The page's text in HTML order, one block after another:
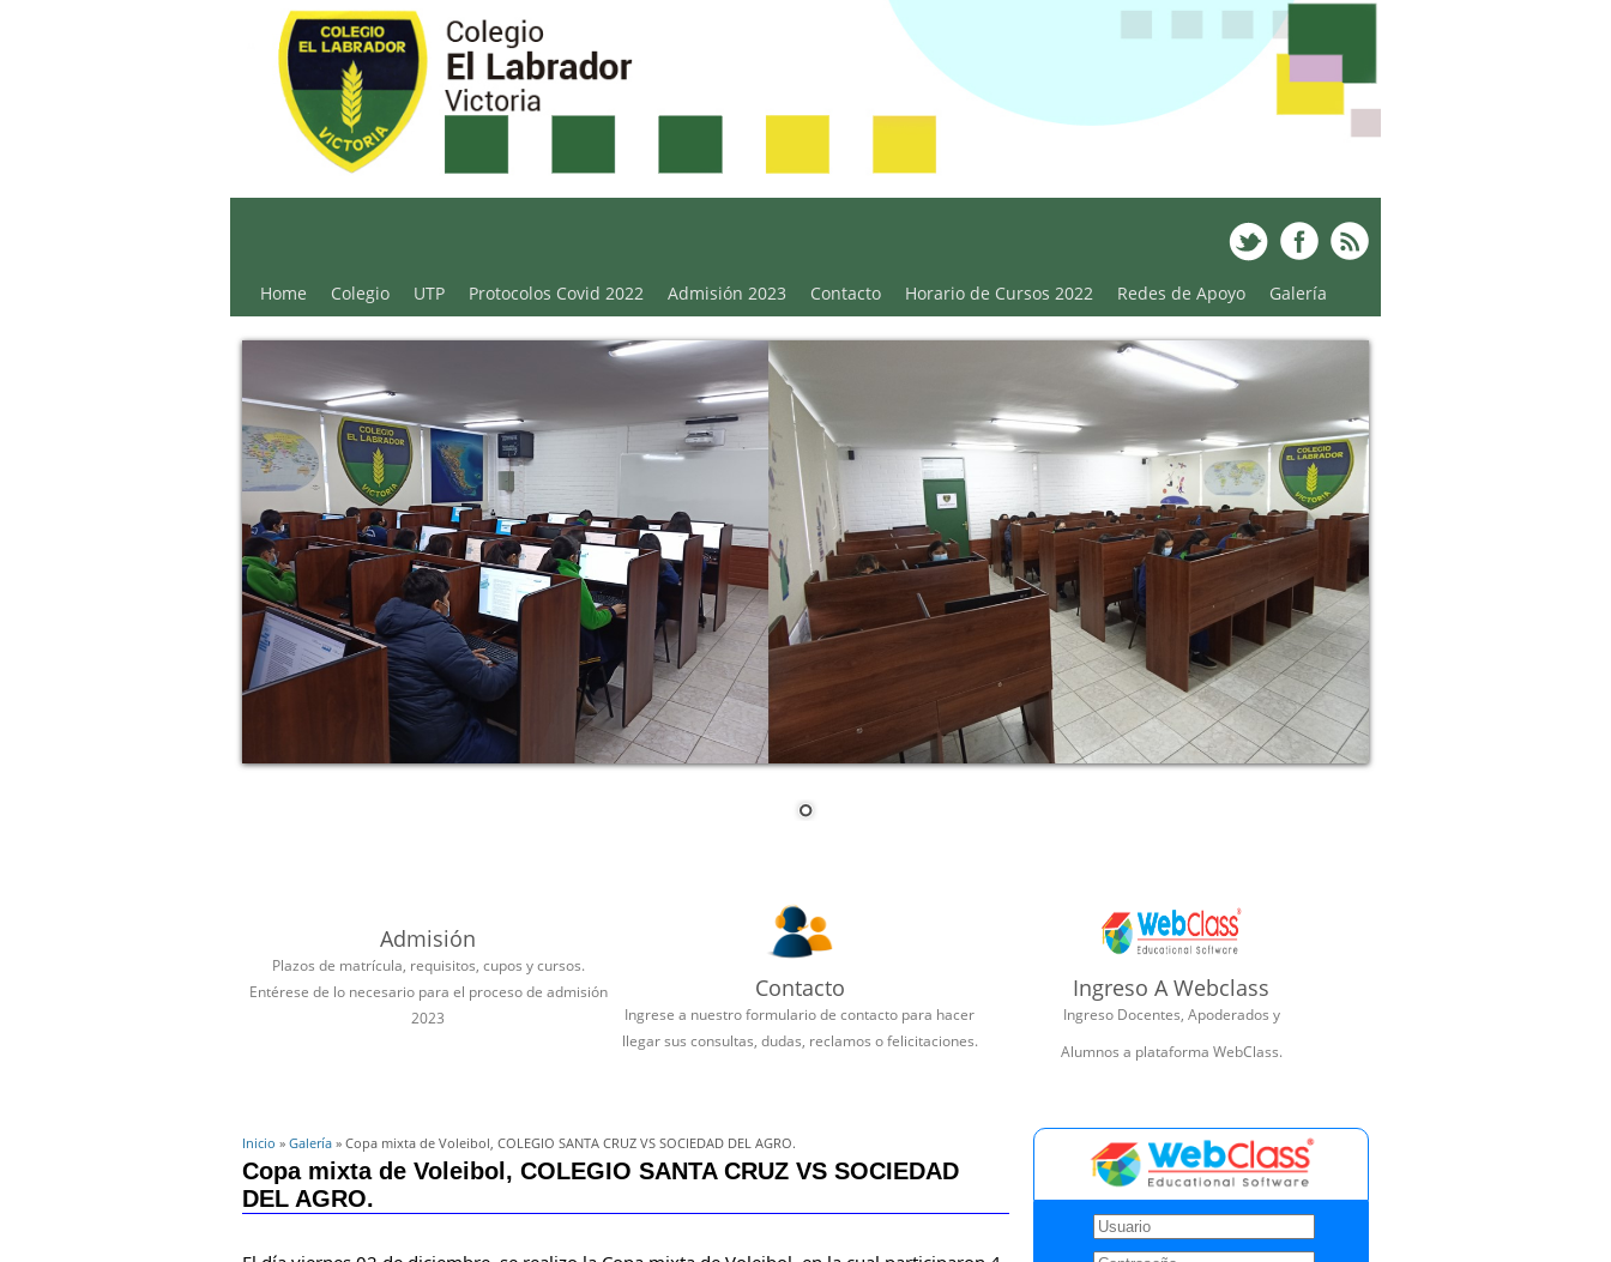
Colegio El Labrador - Victoria
Home Colegio UTP Protocolos Covid 2022 Admisión 2023 Contacto Horario de Cursos 2022 Redes de Apoyo Galería
Admisión
Plazos de matrícula, requisitos, cupos y cursos.
Entérese de lo necesario para el proceso de admisión
2023
Contacto
Ingrese a nuestro formulario de contacto para hacer
llegar sus consultas, dudas, reclamos o felicitaciones.
Ingreso A Webclass
Ingreso Docentes, Apoderados y
Alumnos a plataforma WebClass.
Inicio » Galería » Copa mixta de Voleibol, COLEGIO SANTA CRUZ VS SOCIEDAD DEL AGRO.
Copa mixta de Voleibol, COLEGIO SANTA CRUZ VS SOCIEDAD
DEL AGRO.